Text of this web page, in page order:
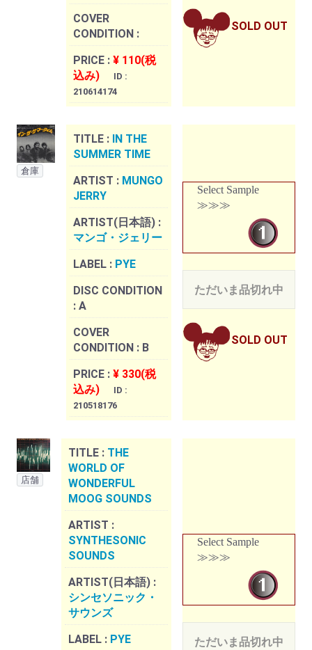
COVER
CONDITION :
PRICE : ¥ 110(税
込み)
ID :
210614174
SOLD OUT
倉庫
TITLE : IN THE
SUMMER TIME
ARTIST : MUNGO
JERRY
ARTIST(日本語) :
マンゴ・ジェリー
LABEL : PYE
DISC CONDITION
: A
COVER
CONDITION : B
PRICE : ¥ 330(税
込み)
ID :
210518176
Select Sample
≫≫≫
ただいま品切れ中
SOLD OUT
店舗
TITLE : THE
WORLD OF
WONDERFUL
MOOG SOUNDS
ARTIST :
SYNTHESONIC
SOUNDS
ARTIST(日本語) :
シンセソニック・
サウンズ
LABEL : PYE
Select Sample
≫≫≫
ただいま品切れ中